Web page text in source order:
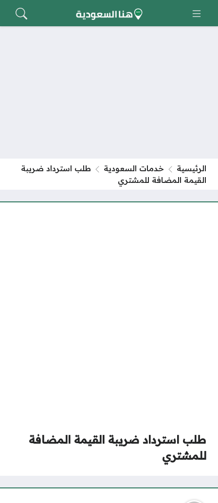
الرئيسية خدمات السعودية
طلب استرداد ضريبة
القيمة المضافة للمشتري
طلب استرداد ضريبة القيمة المضافة
للمشتري